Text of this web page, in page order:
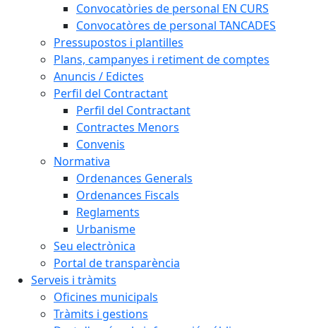
Convocatòries de personal EN CURS
Convocatòres de personal TANCADES
Pressupostos i plantilles
Plans, campanyes i retiment de comptes
Anuncis / Edictes
Perfil del Contractant
Perfil del Contractant
Contractes Menors
Convenis
Normativa
Ordenances Generals
Ordenances Fiscals
Reglaments
Urbanisme
Seu electrònica
Portal de transparència
Serveis i tràmits
Oficines municipals
Tràmits i gestions